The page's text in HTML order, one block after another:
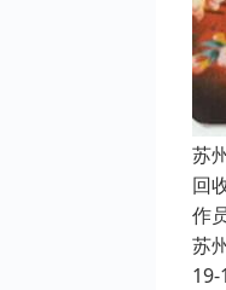
苏
回
作
苏
19-